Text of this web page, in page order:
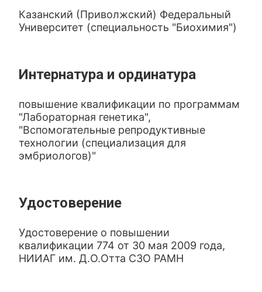
Казанский (Приволжский) Федеральный
Университет (специальность "Биохимия")
Интернатура и ординатура
повышение квалификации по программам
"Лабораторная генетика",
"Вспомогательные репродуктивные
технологии (специализация для
эмбриологов)"
Удостоверение
Удостоверение о повышении
квалификации 774 от 30 мая 2009 года,
НИИАГ им. Д.О.Отта СЗО РАМН